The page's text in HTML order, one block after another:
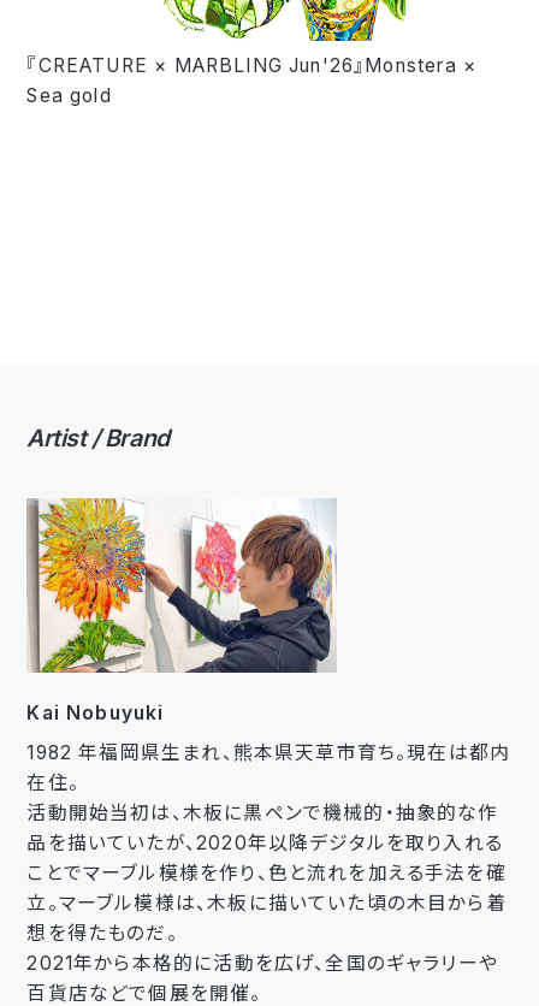
『CREATURE × MARBLING Jun'26』Monstera ×
Sea gold
Artist / Brand
Kai Nobuyuki
1982 年福岡県生まれ、熊本県天草市育ち。現在は都内
在住。
活動開始当初は、木板に黒ペンで機械的・抽象的な作
品を描いていたが、2020年以降デジタルを取り入れる
ことでマーブル模様を作り、色と流れを加える手法を確
立。マーブル模様は、木板に描いていた頃の木目から着
想を得たものだ。
2021年から本格的に活動を広げ、全国のギャラリーや
百貨店などで個展を開催。